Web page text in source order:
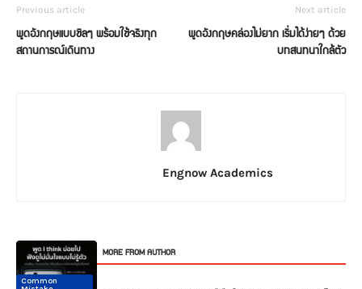
Previous article
พูดอังกฤษแบบชิลๆ พร้อมใช้จริงทุก
สถานการณ์เดินทาง
Next article
พูดอังกฤษคล่องไม่ยาก เริ่มได้ง่ายๆ ด้วย
บทสนทนาใกล้ตัว
Engnow Academics
RELATED ARTICLES MORE FROM AUTHOR
Common
Common